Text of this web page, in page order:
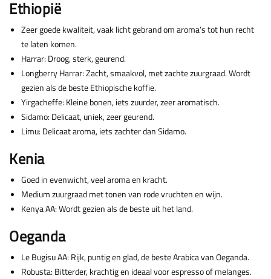
Ethiopië
Zeer goede kwaliteit, vaak licht gebrand om aroma’s tot hun recht
te laten komen.
Harrar: Droog, sterk, geurend.
Longberry Harrar: Zacht, smaakvol, met zachte zuurgraad. Wordt
gezien als de beste Ethiopische koffie.
Yirgacheffe: Kleine bonen, iets zuurder, zeer aromatisch.
Sidamo: Delicaat, uniek, zeer geurend.
Limu: Delicaat aroma, iets zachter dan Sidamo.
Kenia
Goed in evenwicht, veel aroma en kracht.
Medium zuurgraad met tonen van rode vruchten en wijn.
Kenya AA: Wordt gezien als de beste uit het land.
Oeganda
Le Bugisu AA: Rijk, puntig en glad, de beste Arabica van Oeganda.
Robusta: Bitterder, krachtig en ideaal voor espresso of melanges.